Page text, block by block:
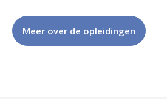
Meer over de opleidingen